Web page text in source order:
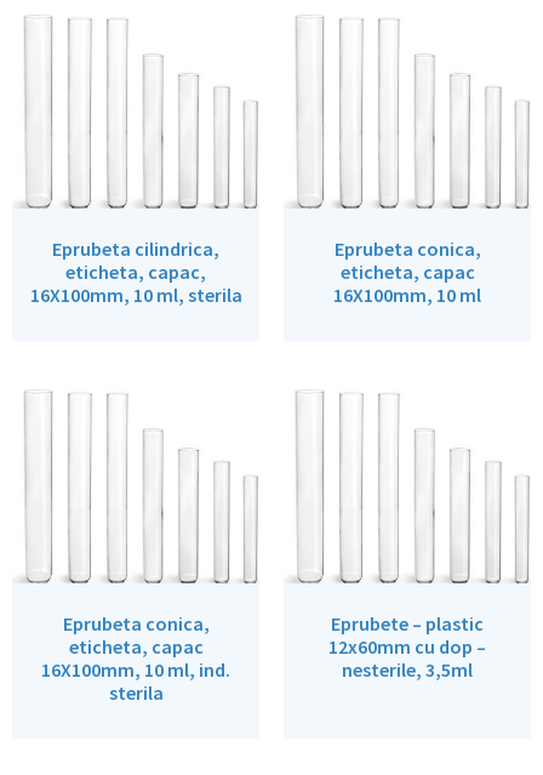
Eprubeta cilindrica,
eticheta, capac,
16X100mm, 10 ml, sterila
Eprubeta conica,
eticheta, capac
16X100mm, 10 ml
Eprubeta conica,
eticheta, capac
16X100mm, 10 ml, ind.
sterila
Eprubete – plastic
12x60mm cu dop –
nesterile, 3,5ml